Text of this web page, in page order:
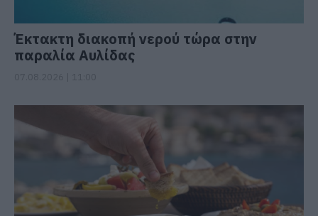
Έκτακτη διακοπή νερού τώρα στην
παραλία Αυλίδας